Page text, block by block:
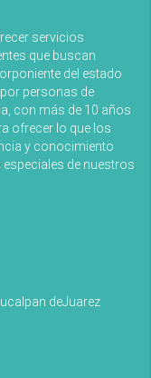
servicios
que buscan
del estado
personas de
con más de 10 años
ofrecer lo que los
y conocimiento
de nuestros
deJuarez